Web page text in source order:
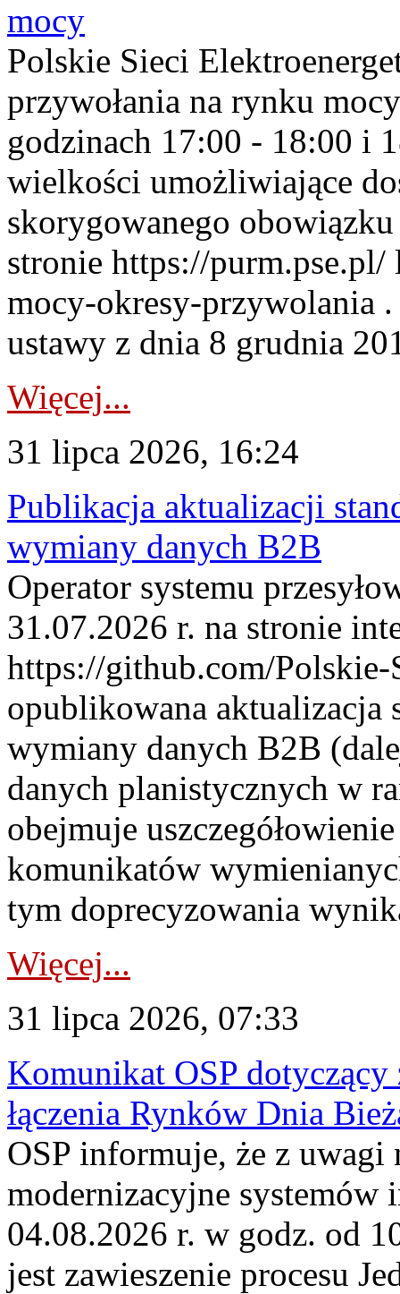
mocy
Polskie Sieci
przywołania na rynku
godzinach 17:00 - 18:00 i
wielkości umożliwiające
skorygowanego
stronie https://
mocy-okresy-przywolania
ustawy z dnia 8 grudnia
Więcej...
31 lipca 2026, 16:24
Publikacja aktualizacji
wymiany danych B2B
Operator systemu
31.07.2026 r. na stronie
https://github.com/Polskie-
opublikowana aktualizacja
wymiany danych B2B
danych planistycznych w
obejmuje
komunikatów
tym doprecyzowania
Więcej...
31 lipca 2026, 07:33
Komunikat OSP dotyczący
łączenia Rynków Dnia
OSP informuje, że z uwagi
modernizacyjne
04.08.2026 r. w godz. od
jest zawieszenie procesu